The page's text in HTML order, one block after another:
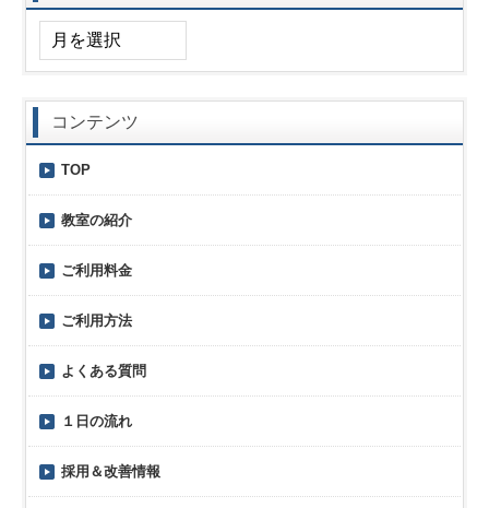
コンテンツ
TOP
教室の紹介
ご利用料金
ご利用方法
よくある質問
１日の流れ
採用＆改善情報